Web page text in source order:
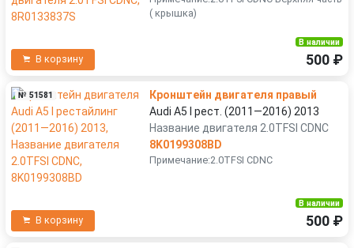
( крышка)
В корзину
В наличии
500 ₽
№ 51581
Кронштейн двигателя правый
Audi A5 I рест. (2011—2016) 2013
Название двигателя 2.0TFSI CDNC
8K0199308BD
Примечание:2.0TFSI CDNC
В корзину
В наличии
500 ₽